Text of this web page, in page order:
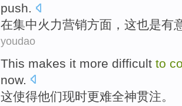
push.
在集中火力营销方面 ， 这也是有
youdao
This makes it more difficult to
now.
这使得他们现时更难全神贯注 。